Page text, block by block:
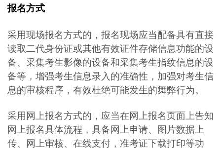
报名方式
采用现场报名方式的，报名现场应当配备具有直接
读取二代身份证或其他有效证件存储信息功能的设
备、采集考生影像的设备和采集考生指纹信息的设
备等，增强考生信息录入的准确性，加强对考生信
息的审核程序，有效杜绝可能发生的舞弊行为。
采用网上报名方式的，应当在网上报名页面上告知
网上报名具体流程，具备网上申请、图片数据上
传、网上审核、在线支付，准考证下载打印等功